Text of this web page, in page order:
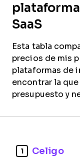
SaaS
Esta tabla
precios de mis
plataformas de
encontrar la
presupuesto y
1 Celigo